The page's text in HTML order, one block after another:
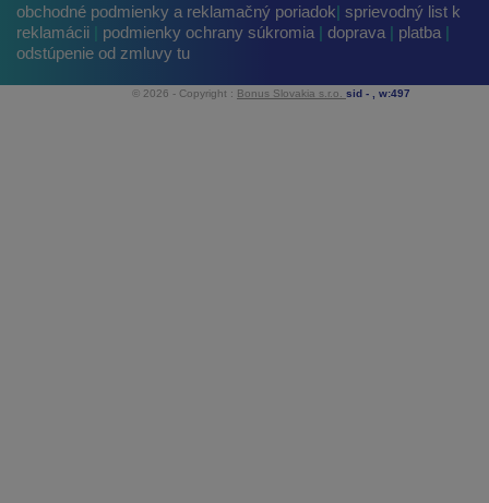
obchodné podmienky a reklamačný poriadok| sprievodný list k
reklamácii
podmienky ochrany súkromia | doprava | platba |
odstúpenie od zmluvy tu
© 2026 - Copyright : Bonus Slovakia s.r.o. sid - , w:497